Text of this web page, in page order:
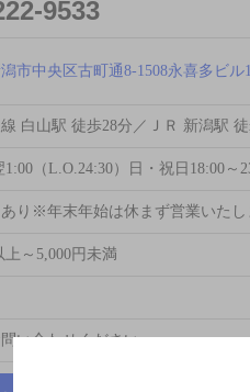
9533
市中央区古町通8-1508永喜多ビル
線 白山駅 徒歩28分／ＪＲ 新潟駅
1:00（L.O.24:30）日・祝日18:00～
り※年末年始は休まず営業いたし
上～5,000円未満
い合わせください